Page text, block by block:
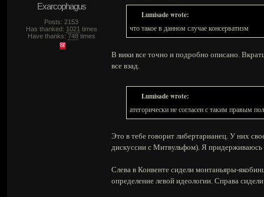
Exarcophagus
Posts: 2153
Has thanked: 1021 times
Have thanks: 748times
Lumisade wrote:
что такое в данном случае консерватизм
В вики все точно и подробно описано.
все взад.
Lumisade wrote:
атегорически не согласен с таким правым
Это в тебе говорит либертарианец. У них
дискуссии с Митвульфом). Я придерживаюсь
Слева в Конвенте сидели монтаньяры-
определение левой идеологии. Справа